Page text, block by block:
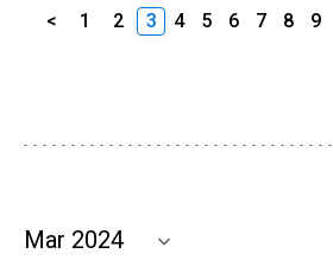
< 1 2 3 4 5 6 7 8 9